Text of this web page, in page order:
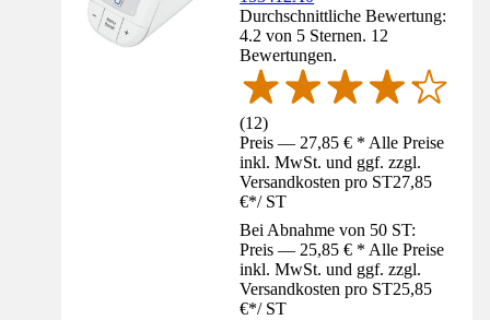
Durchschnittliche Bewertung:
4.2 von 5 Sternen. 12
Bewertungen.
(12)
Preis — 27,85 € * Alle Preise
inkl. MwSt. und ggf. zzgl.
Versandkosten pro ST27,85
€*/ ST
Bei Abnahme von 50 ST:
Preis — 25,85 € * Alle Preise
inkl. MwSt. und ggf. zzgl.
Versandkosten pro ST25,85
€*/ ST